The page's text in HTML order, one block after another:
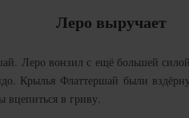
Леро выручает
Леро вонзил с ещё большей
Крылья Флаттершай были
вцепиться в гриву.